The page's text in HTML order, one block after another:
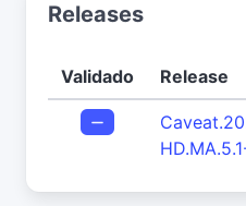
Releases
Validado Release